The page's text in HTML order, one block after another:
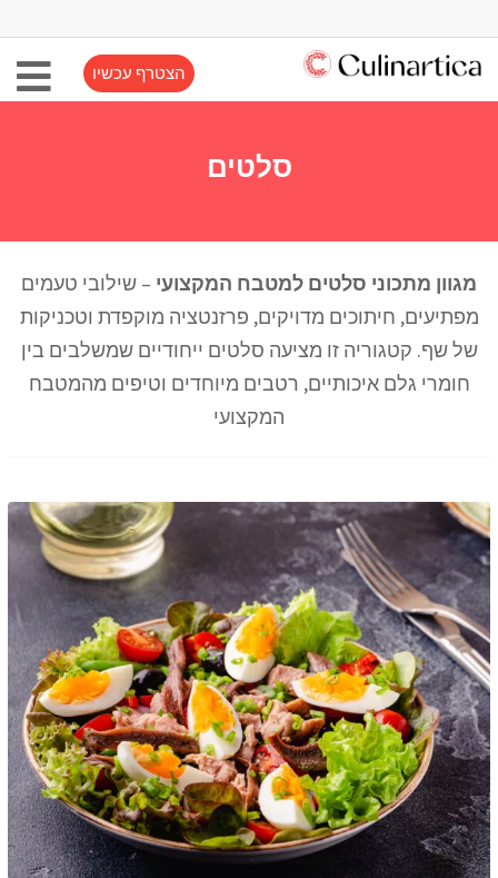
הצטרף עכשיו
סלטים
מגוון מתכוני סלטים למטבח המקצועי – שילובי טעמים
מפתיעים, חיתוכים מדויקים, פרזנטציה מוקפדת וטכניקות
של שף. קטגוריה זו מציעה סלטים ייחודיים שמשלבים בין
חומרי גלם איכותיים, רטבים מיוחדים וטיפים מהמטבח
המקצועי